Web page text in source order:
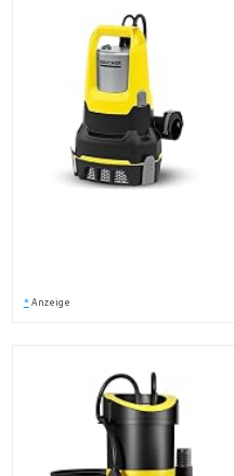
* Anzeige